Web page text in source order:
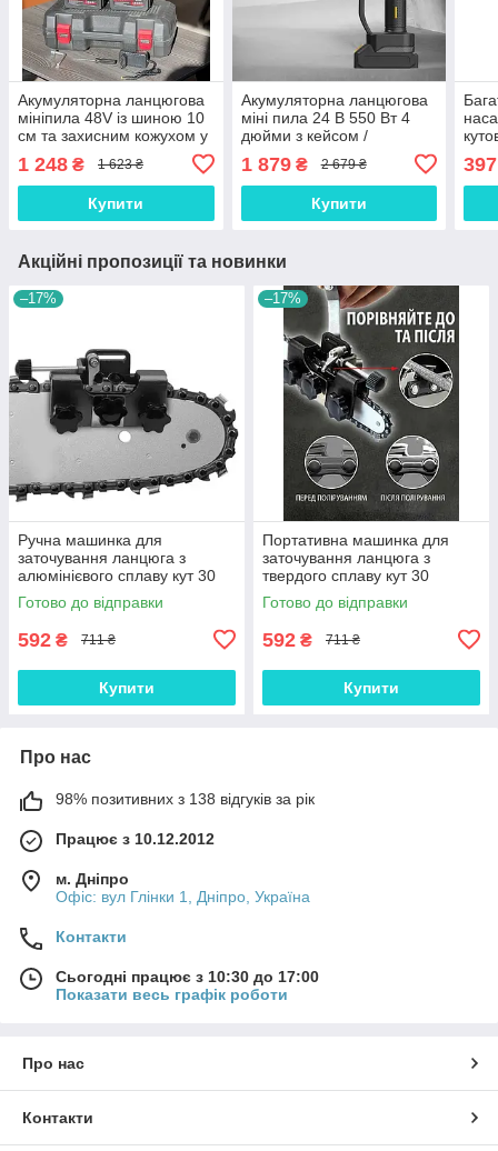
Акумуляторна ланцюгова
мініпила 48V із шиною 10
см та захисним кожухом у
кейсі для обрізання дерев
1 248 ₴ 1 623 ₴
Купити
Акумуляторна ланцюгова
міні пила 24 В 550 Вт 4
дюйми з кейсом /
Портативний дріворіз для
обрізки дерев
1 879₴ 2 679 ₴
Купити
397
Акційні пропозиції та новинки
–17%
Ручна машинка для
заточування ланцюга з
алюмінієвого сплаву кут 30
градусів / Точилка для
бензопили та електропили
Готово до відправки
592 ₴ 711 ₴
Купити
–17%
Портативна машинка для
заточування ланцюга з
твердого сплаву кут 30
градусів / Верстат для
бензопили та електропили
Готово до відправки
592 ₴ 711 ₴
Купити
Про нас
98% позитивних з 138 відгуків за рік
Працює з 10.12.2012
м. Дніпро
Офіс: вул Глінки 1, Дніпро, Україна
Контакти
Сьогодні працює з 10:30 до 17:00
Показати весь графік роботи
Про нас
Контакти